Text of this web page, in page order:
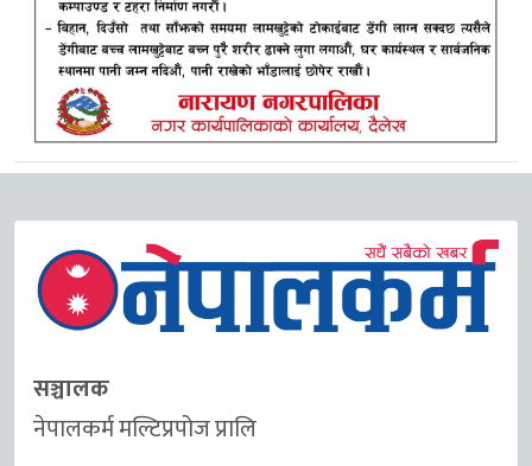
सञ्चालक
नेपालकर्म मल्टिप्रपोज प्रालि